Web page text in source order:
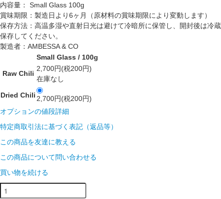
内容量： Small Glass 100g
賞味期限：製造日より6ヶ月（原材料の賞味期限により変動します）
保存方法：高温多湿や直射日光は避けて冷暗所に保管し、開封後は冷蔵
保存してください。
製造者：AMBESSA & CO
Small Glass / 100g
Raw Chili
2,700円(税200円)
在庫なし
Dried Chili 2,700円(税200円)
オプションの値段詳細
特定商取引法に基づく表記（返品等）
この商品を友達に教える
この商品について問い合わせる
買い物を続ける